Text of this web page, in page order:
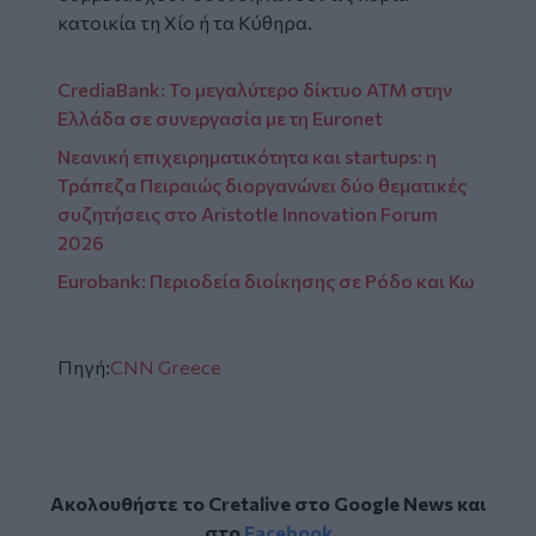
κατοικία τη Χίο ή τα Κύθηρα.
CrediaBank: Το μεγαλύτερο δίκτυο ΑΤΜ στην
Ελλάδα σε συνεργασία με τη Euronet
Νεανική επιχειρηματικότητα και startups: η
Τράπεζα Πειραιώς διοργανώνει δύο θεματικές
συζητήσεις στο Aristotle Innovation Forum
2026
Eurobank: Περιοδεία διοίκησης σε Ρόδο και Κω
Πηγή:CNN Greece
Ακολουθήστε το Cretalive στο Google Newsκαι